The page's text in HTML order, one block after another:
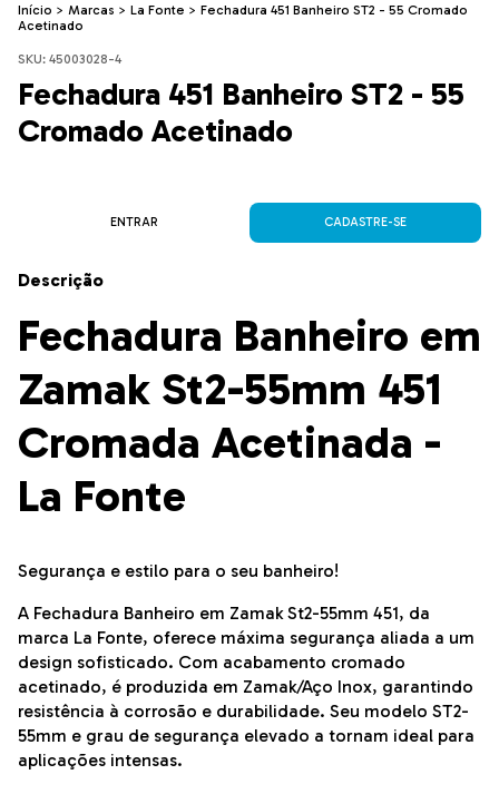
Início > Marcas > La Fonte > Fechadura 451 Banheiro ST2 - 55 Cromado
Acetinado
SKU: 45003028-4
Fechadura 451 Banheiro ST2 - 55
Cromado Acetinado
ENTRAR CADASTRE-SE
Descrição
Fechadura Banheiro em
Zamak St2-55mm 451
Cromada Acetinada -
La Fonte
Segurança e estilo para o seu banheiro!
A Fechadura Banheiro em Zamak St2-55mm 451, da
marca La Fonte, oferece máxima segurança aliada a um
design sofisticado. Com acabamento cromado
acetinado, é produzida em Zamak/Aço Inox, garantindo
resistência à corrosão e durabilidade. Seu modelo ST2-
55mm e grau de segurança elevado a tornam ideal para
aplicações intensas.